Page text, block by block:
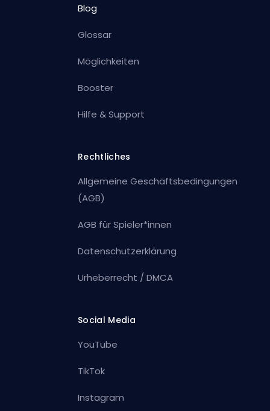
Blog
Glossar
Möglichkeiten
Booster
Hilfe & Support
Rechtliches
Allgemeine Geschäftsbedingungen
(AGB)
AGB für Spieler*innen
Datenschutzerklärung
Urheberrecht / DMCA
Social Media
YouTube
TikTok
Instagram